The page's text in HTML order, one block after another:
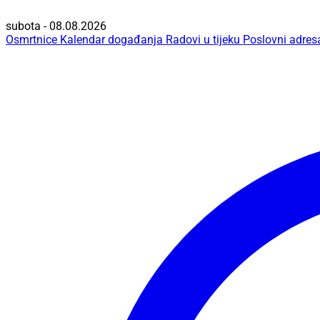
subota - 08.08.2026
Osmrtnice Kalendar događanja Radovi u tijeku Poslovni